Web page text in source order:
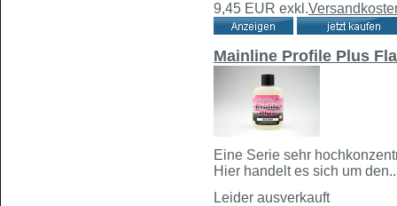
9,45 EUR exkl.
Mainline Profile Plus
Eine Serie sehr
Hier handelt es sich um
Leider ausverkauft